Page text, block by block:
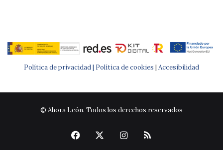
Política de privacidad | Política de cookies | Accesibilidad
© Ahora León. Todos los derechos reservados
Facebook Instagram
RSS